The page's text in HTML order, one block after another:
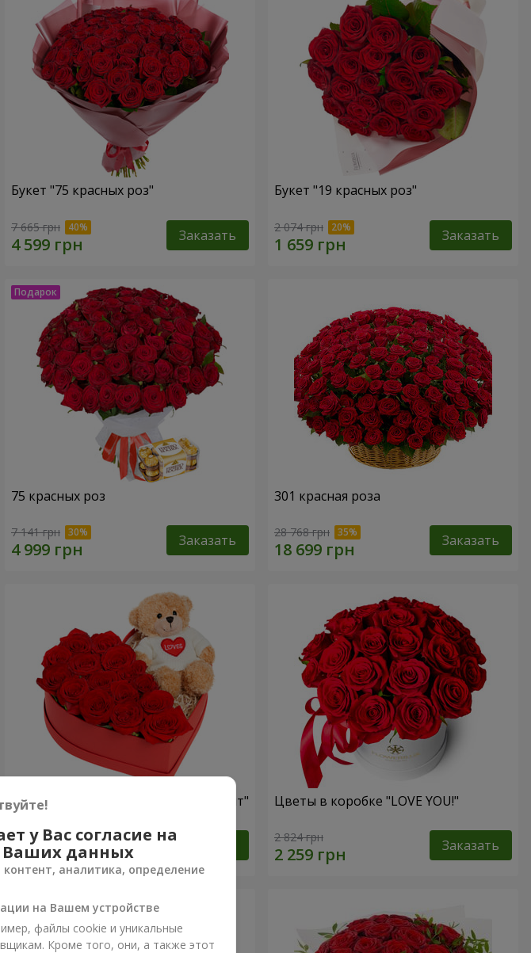
Букет "75 красных роз"
7 665 грн Заказать
Букет "19 красных роз"
2 074 грн Заказать
75 красных роз
7 141 грн Заказать
301 красная роза
28 768 грн Заказать
Композиция "Трогательный презент"
2 332 грн
Цветы в коробке "LOVE YOU!"
2 824 грн Заказать
у Вас согласие на
Ваших данных
аналитика, определение
на Вашем устройстве
файлы cookie и уникальные
Кроме того, они, а также этот